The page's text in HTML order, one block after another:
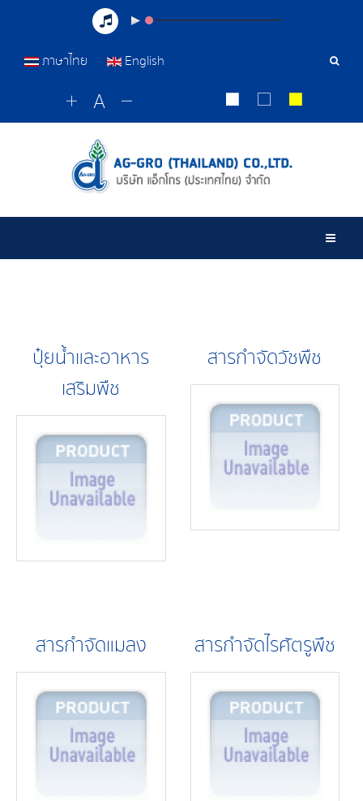
เครื่อ
ภาษาไทย English
ปุ๋ยน้ำและอาหาร
เสริมพืช
สารกำจัดวัชพืช
สารกำจัดแมลง สารกำจัดไรศัตรูพืช